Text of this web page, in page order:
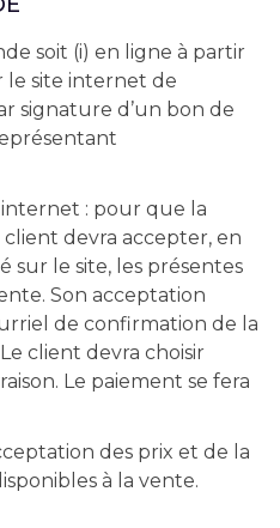
soit (i) en ligne à partir
site internet de
signature d’un bon de
: pour que la
devra accepter, en
sur le site, les présentes
Son acceptation
de confirmation de la
client devra choisir
Le paiement se fera
des prix et de la
à la vente.